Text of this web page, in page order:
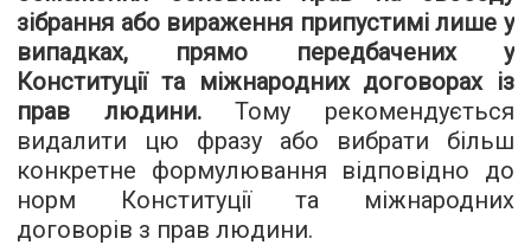
зібрання або вираження припустимі лише у
випадках, прямо передбачених у
Конституції та міжнародних договорах із
прав людини.Тому рекомендується
видалити цю фразу або вибрати більш
конкретне формулювання відповідно до
норм Конституції та міжнародних
договорів з прав людини.